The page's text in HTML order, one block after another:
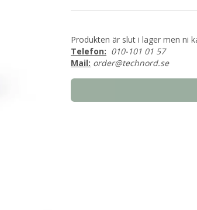
Produkten är slut i lager men ni
Telefon: 010-101 01 57
Mail: order@technord.se